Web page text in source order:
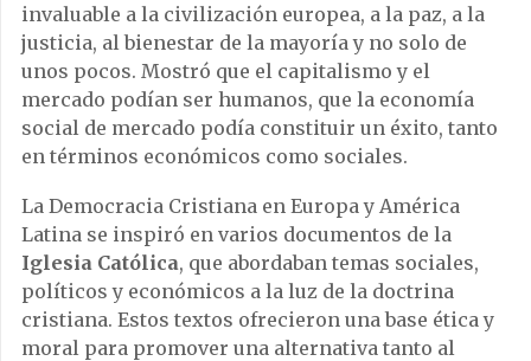
invaluable a la civilización europea, a la paz, a la
justicia, al bienestar de la mayoría y no solo de
unos pocos. Mostró que el capitalismo y el
mercado podían ser humanos, que la economía
social de mercado podía constituir un éxito, tanto
en términos económicos como sociales.
La Democracia Cristiana en Europa y América
Latina se inspiró en varios documentos de la
Iglesia Católica, que abordaban temas sociales,
políticos y económicos a la luz de la doctrina
cristiana. Estos textos ofrecieron una base ética y
moral para promover una alternativa tanto al